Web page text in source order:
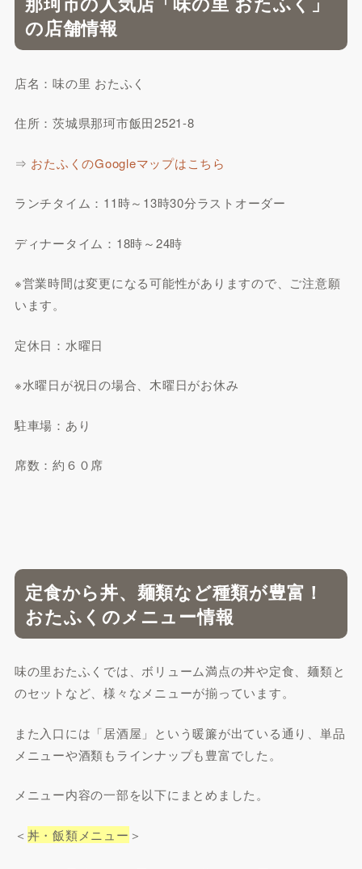
の店舗情報
店名：味の里 おたふく
住所：茨城県那珂市飯田2521-8
⇒ おたふくのGoogleマップはこちら
ランチタイム：11時～13時30分ラストオーダー
ディナータイム：18時～24時
※営業時間は変更になる可能性がありますので、ご注意願
います。
定休日：水曜日
※水曜日が祝日の場合、木曜日がお休み
駐車場：あり
席数：約６０席
定食から丼、麺類など種類が豊富！
おたふくのメニュー情報
味の里おたふくでは、ボリューム満点の丼や定食、麺類と
のセットなど、様々なメニューが揃っています。
また入口には「居酒屋」という暖簾が出ている通り、単品
メニューや酒類もラインナップも豊富でした。
メニュー内容の一部を以下にまとめました。
＜ 丼・飯類メニュー ＞